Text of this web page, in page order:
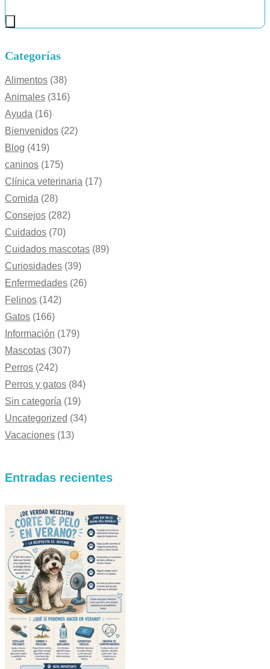
Categorías
Alimentos (38)
Animales (316)
Ayuda (16)
Bienvenidos (22)
Blog (419)
caninos (175)
Clínica veterinaria (17)
Comida (28)
Consejos (282)
Cuidados (70)
Cuidados mascotas (89)
Curiosidades (39)
Enfermedades (26)
Felinos (142)
Gatos (166)
Información (179)
Mascotas (307)
Perros (242)
Perros y gatos (84)
Sin categoría (19)
Uncategorized (34)
Vacaciones (13)
Entradas recientes